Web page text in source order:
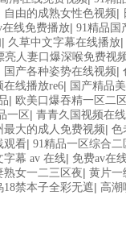
自由的成熟女性色视频|
在线免费播放| 91精品国
| 久草中文字幕在线播放|
亮人妻口爆深喉免费视
国产各种姿势在线视频|
在线播放re6| 国产精品
| 欧美口爆吞精一区二
一区| 青青久国视频在
最大的成人免费视频| 色
观看| 91精品一区综合
字幕 av 在线| 免费av在
熟女一二三区夜| 黄片一
18禁本子全彩无遮| 高潮